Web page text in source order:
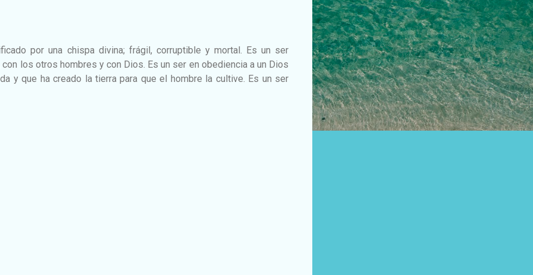
por una chispa divina; frágil, corruptible y mortal. Es un ser
los otros hombres y con Dios. Es un ser en obediencia a un Dios
y que ha creado la tierra para que el hombre la cultive. Es un ser